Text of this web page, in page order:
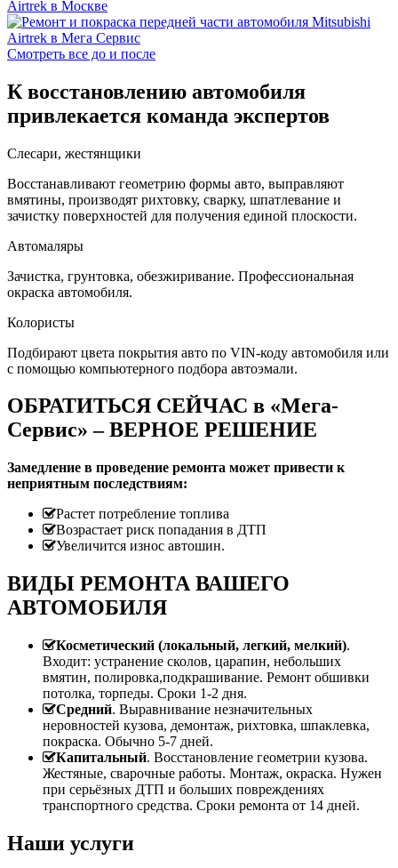
Смотреть все до и после
К восстановлению автомобиля
привлекается команда экспертов
Слесари, жестянщики
Восстанавливают геометрию формы авто, выправляют
вмятины, производят рихтовку, сварку, шпатлевание и
зачистку поверхностей для получения единой плоскости.
Автомаляры
Зачистка, грунтовка, обезжиривание. Профессиональная
окраска автомобиля.
Колористы
Подбирают цвета покрытия авто по VIN-коду автомобиля или
с помощью компьютерного подбора автоэмали.
ОБРАТИТЬСЯ СЕЙЧАС в «Мега-
Сервис» – ВЕРНОЕ РЕШЕНИЕ
Замедление в проведение ремонта может привести к
неприятным последствиям:
Растет потребление топлива
Возрастает риск попадания в ДТП
Увеличится износ автошин.
ВИДЫ РЕМОНТА ВАШЕГО
АВТОМОБИЛЯ
Косметический (локальный, легкий, мелкий).
Входит: устранение сколов, царапин, небольших
вмятин, полировка,подкрашивание. Ремонт обшивки
потолка, торпеды. Сроки 1-2 дня.
Средний. Выравнивание незначительных
неровностей кузова, демонтаж, рихтовка, шпаклевка,
покраска. Обычно 5-7 дней.
Капитальный. Восстановление геометрии кузова.
Жестяные, сварочные работы. Монтаж, окраска. Нужен
при серьёзных ДТП и больших повреждениях
транспортного средства. Сроки ремонта от 14 дней.
Наши услуги